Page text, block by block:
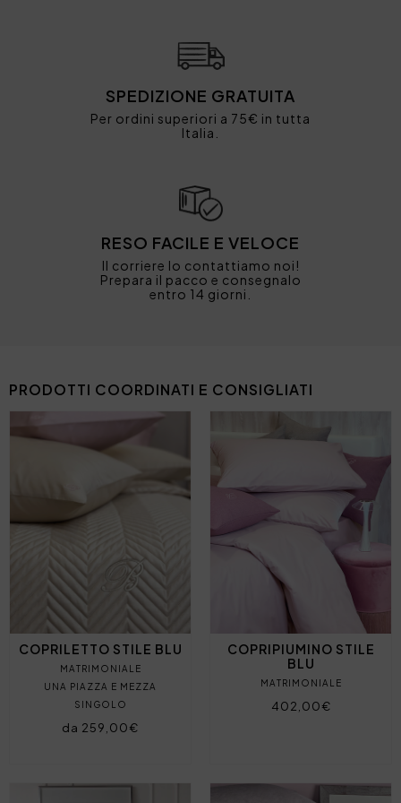
SPEDIZIONE GRATUITA
Per ordini superiori a 75€ in tutta
Italia.
RESO FACILE E VELOCE
Il corriere lo contattiamo noi!
Prepara il pacco e consegnalo
entro 14 giorni.
PRODOTTI COORDINATI E CONSIGLIATI
COPRILETTO STILE BLU
MATRIMONIALE
UNA PIAZZA E MEZZA
SINGOLO
da 259,00€
COPRIPIUMINO STILE
BLU
MATRIMONIALE
402,00€